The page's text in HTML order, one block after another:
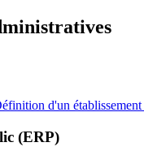
d'un
(ERP)